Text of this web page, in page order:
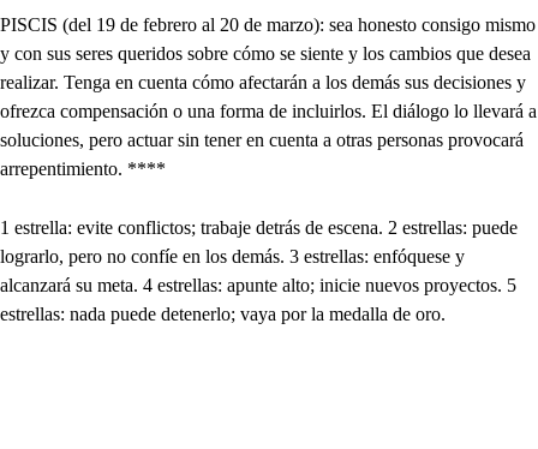
PISCIS (del 19 de febrero al 20 de marzo): sea honesto consigo mismo
y con sus seres queridos sobre cómo se siente y los cambios que desea
realizar. Tenga en cuenta cómo afectarán a los demás sus decisiones y
ofrezca compensación o una forma de incluirlos. El diálogo lo llevará a
soluciones, pero actuar sin tener en cuenta a otras personas provocará
arrepentimiento. ****
1 estrella: evite conflictos; trabaje detrás de escena. 2 estrellas: puede
lograrlo, pero no confíe en los demás. 3 estrellas: enfóquese y
alcanzará su meta. 4 estrellas: apunte alto; inicie nuevos proyectos. 5
estrellas: nada puede detenerlo; vaya por la medalla de oro.